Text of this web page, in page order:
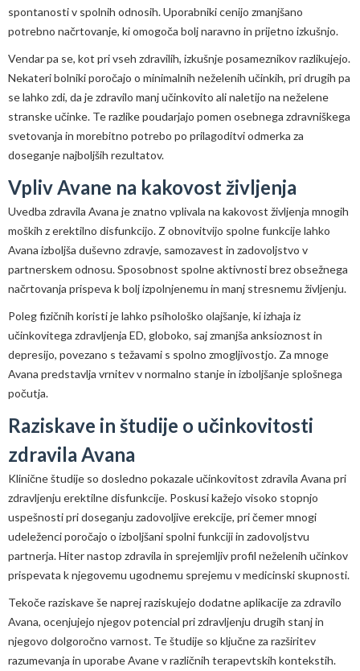
spontanosti v spolnih odnosih. Uporabniki cenijo zmanjšano
potrebno načrtovanje, ki omogoča bolj naravno in prijetno izkušnjo.
Vendar pa se, kot pri vseh zdravilih, izkušnje posameznikov razlikujejo.
Nekateri bolniki poročajo o minimalnih neželenih učinkih, pri drugih pa
se lahko zdi, da je zdravilo manj učinkovito ali naletijo na neželene
stranske učinke. Te razlike poudarjajo pomen osebnega zdravniškega
svetovanja in morebitno potrebo po prilagoditvi odmerka za
doseganje najboljših rezultatov.
Vpliv Avane na kakovost življenja
Uvedba zdravila Avana je znatno vplivala na kakovost življenja mnogih
moških z erektilno disfunkcijo. Z obnovitvijo spolne funkcije lahko
Avana izboljša duševno zdravje, samozavest in zadovoljstvo v
partnerskem odnosu. Sposobnost spolne aktivnosti brez obsežnega
načrtovanja prispeva k bolj izpolnjenemu in manj stresnemu življenju.
Poleg fizičnih koristi je lahko psihološko olajšanje, ki izhaja iz
učinkovitega zdravljenja ED, globoko, saj zmanjša anksioznost in
depresijo, povezano s težavami s spolno zmogljivostjo. Za mnoge
Avana predstavlja vrnitev v normalno stanje in izboljšanje splošnega
počutja.
Raziskave in študije o učinkovitosti
zdravila Avana
Klinične študije so dosledno pokazale učinkovitost zdravila Avana pri
zdravljenju erektilne disfunkcije. Poskusi kažejo visoko stopnjo
uspešnosti pri doseganju zadovoljive erekcije, pri čemer mnogi
udeleženci poročajo o izboljšani spolni funkciji in zadovoljstvu
partnerja. Hiter nastop zdravila in sprejemljiv profil neželenih učinkov
prispevata k njegovemu ugodnemu sprejemu v medicinski skupnosti.
Tekoče raziskave še naprej raziskujejo dodatne aplikacije za zdravilo
Avana, ocenjujejo njegov potencial pri zdravljenju drugih stanj in
njegovo dolgoročno varnost. Te študije so ključne za razširitev
razumevanja in uporabe Avane v različnih terapevtskih kontekstih.